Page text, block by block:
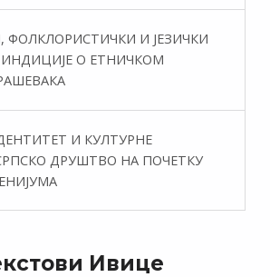
И ЈЕЗИЧКИ
О ЕТНИЧКОМ
И КУЛТУРНЕ
ДРУШТВО НА ПОЧЕТКУ
Ивице